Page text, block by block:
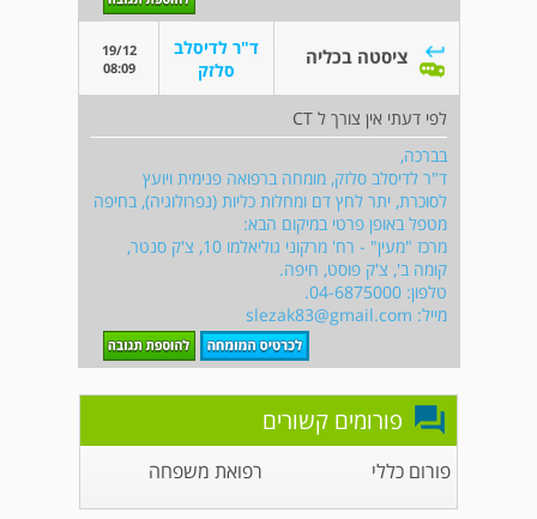
ציסטה בכליה
ד"ר לדיסלב
סלזק
19/12
08:09
לפי דעתי אין צורך ל CT
בברכה,
ד"ר לדיסלב סלזק, מומחה ברפואה פנימית ויועץ
לסוכרת, יתר לחץ דם ומחלות כליות (נפרולוגיה), בחיפה
מטפל באופן פרטי במיקום הבא:
מרכז "מעין" - רח' מרקוני גוליאלמו 10, צ'ק סנטר,
קומה ב', צ'ק פוסט, חיפה.
טלפון: 04-6875000.
מייל: slezak83@gmail.com
פורומים קשורים
פורום כללי רפואת משפחה